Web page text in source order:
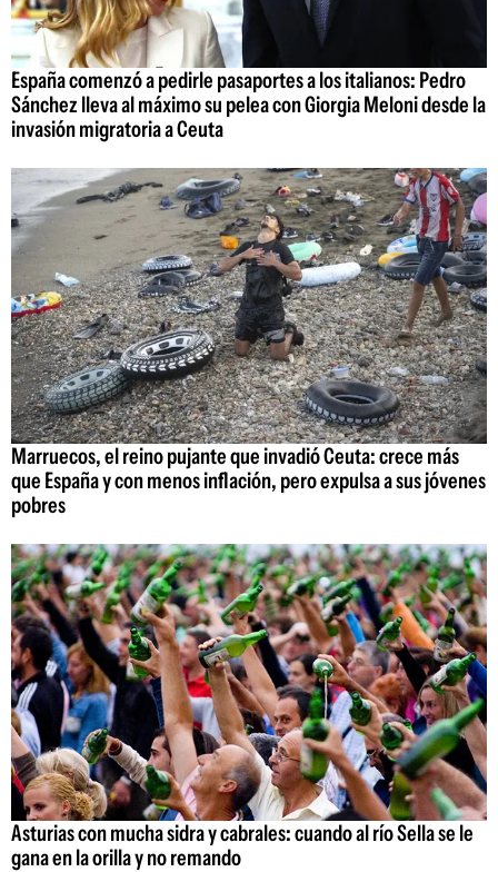
España comenzó a pedirle pasaportes a los italianos: Pedro
Sánchez lleva al máximo su pelea con Giorgia Meloni desde la
invasión migratoria a Ceuta
Marruecos, el reino pujante que invadió Ceuta: crece más
que España y con menos inflación, pero expulsa a sus jóvenes
pobres
Asturias con mucha sidra y cabrales: cuando al río Sella se le
gana en la orilla y no remando